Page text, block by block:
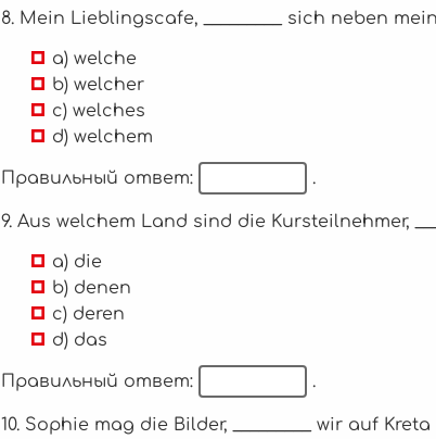
8. Mein Lieblingscafe, _________ sich neben
a) welche
b) welcher
c) welches
d) welchem
Правильный ответ: .
9. Aus welchem Land sind die Kursteilnehmer,
a) die
b) denen
c) deren
d) das
Правильный ответ: .
10. Sophie mag die Bilder, _________ wir auf